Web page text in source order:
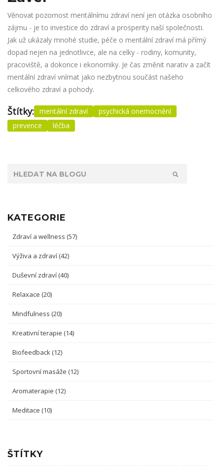
Věnovat pozornost mentálnímu zdraví není jen otázka osobního
zájmu - je to investice do zdraví a prosperity naší společnosti.
Jak už ukázaly mnohé studie, péče o mentální zdraví má přímý
dopad nejen na jednotlivce, ale na celky - rodiny, komunity,
pracoviště, a dokonce i ekonomiky. Je čas změnit narativ a začít
mentální zdraví vnímat jako nezbytnou součást našeho
celkového zdraví a pohody.
Štítky: mentální zdraví
psychická onemocnění
prevence
léčba
KATEGORIE
Zdraví a wellness (57)
Výživa a zdraví (42)
Duševní zdraví (40)
Relaxace (20)
Mindfulness (20)
Kreativní terapie (14)
Biofeedback (12)
Sportovní masáže (12)
Aromaterapie (12)
Meditace (10)
ŠTÍTKY